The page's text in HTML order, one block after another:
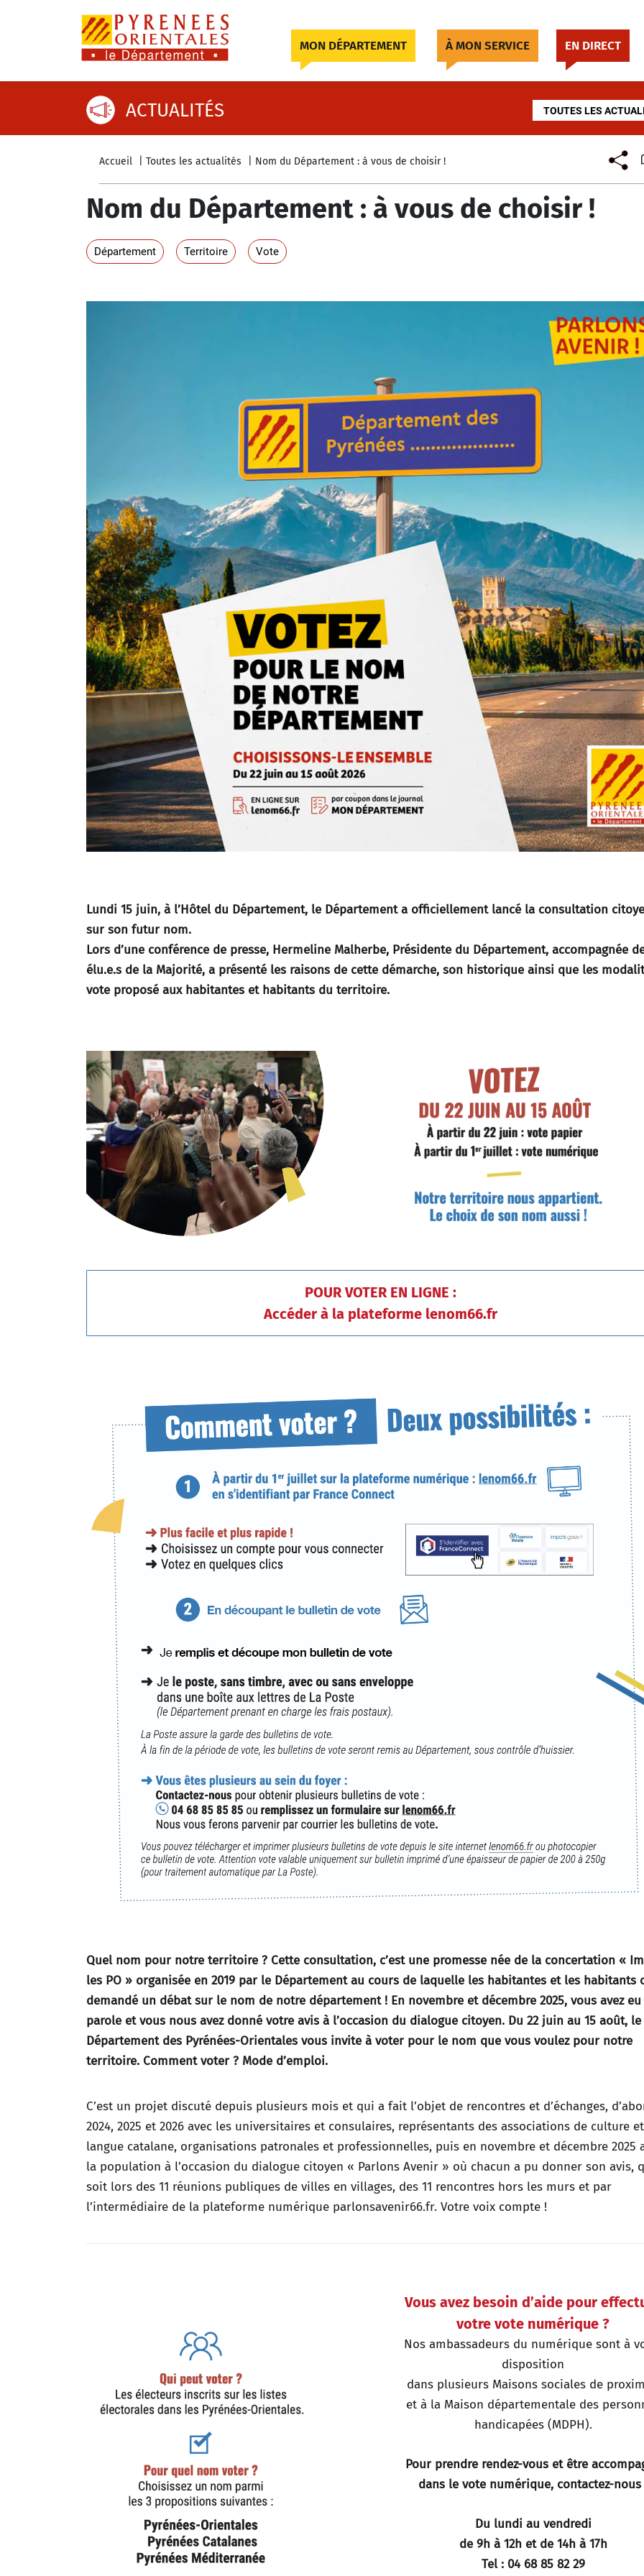
MON DÉPARTEMENT À MON SERVICE EN DIRECT
ACTUALITÉS TOUTES LES
Accueil Toutes les actualités Nom du Département : à vous de choisir !
Nom du Département : à vous de choisir !
Département Territoire Vote
Lundi 15 juin, à l’Hôtel du Département, le Département a officiellement lancé la consultation
sur son futur nom.
Lors d’une conférence de presse, Hermeline Malherbe, Présidente du Département, accompagnée
élu.e.s de la Majorité, a présenté les raisons de cette démarche, son historique ainsi que les
vote proposé aux habitantes et habitants du territoire.
POUR VOTER EN LIGNE :
Accéder à la plateforme lenom66.fr
Quel nom pour notre territoire ? Cette consultation, c’est une promesse née de la concertation «
les PO » organisée en 2019 par le Département au cours de laquelle les habitantes et les habitants
demandé un débat sur le nom de notre département ! En novembre et décembre 2025, vous avez
parole et vous nous avez donné votre avis à l’occasion du dialogue citoyen. Du 22 juin au 15 août, le
Département des Pyrénées-Orientales vous invite à voter pour le nom que vous voulez pour notre
territoire. Comment voter ? Mode d’emploi.
C’est un projet discuté depuis plusieurs mois et qui a fait l’objet de rencontres et d’échanges,
2024, 2025 et 2026 avec les universitaires et consulaires, représentants des associations de culture
langue catalane, organisations patronales et professionnelles, puis en novembre et décembre 2025
la population à l’occasion du dialogue citoyen « Parlons Avenir » où chacun a pu donner son avis,
soit lors des 11 réunions publiques de villes en villages, des 11 rencontres hors les murs et par
l’intermédiaire de la plateforme numérique parlonsavenir66.fr. Votre voix compte !
Vous avez besoin d’aide pour
votre vote numérique ?
Nos ambassadeurs du numérique sont à
disposition
dans plusieurs Maisons sociales de
et à la Maison départementale des
handicapées (MDPH).
Pour prendre rendez-vous et être
dans le vote numérique, contactez-nous
Du lundi au vendredi
de 9h à 12h et de 14h à 17h
Tel : 04 68 85 82 29